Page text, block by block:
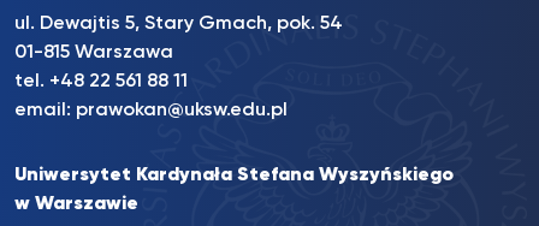
ul. Dewajtis 5, Stary Gmach, pok. 54
01-815 Warszawa
tel. +48 22 561 88 11
email: prawokan@uksw.edu.pl
Uniwersytet Kardynała Stefana Wyszyńskiego
w Warszawie